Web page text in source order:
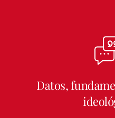
Gacetillas de prensa
Datos,